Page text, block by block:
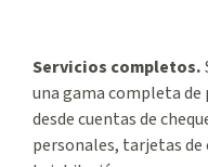
Servicios completos.
una gama completa de
desde cuentas de
personales, tarjetas